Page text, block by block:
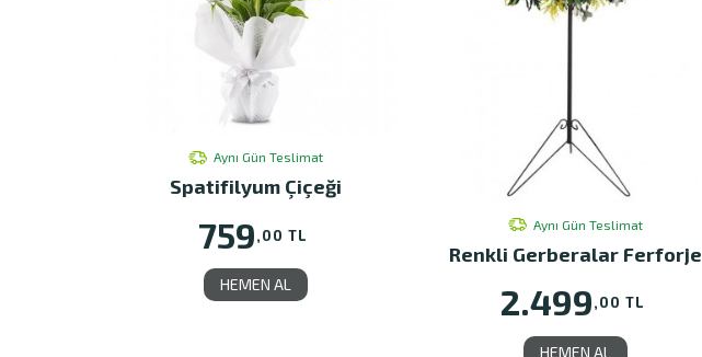
Aynı Gün Teslimat
Spatifilyum Çiçeği
759,00 TL
HEMEN AL
Aynı Gün Teslimat
Renkli Gerberalar Ferforje
2.499,00 TL
HEMEN AL